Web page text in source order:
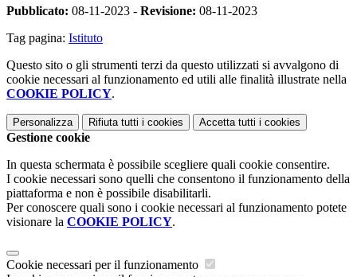
Pubblicato: 08-11-2023 - Revisione: 08-11-2023
Tag pagina: Istituto
Questo sito o gli strumenti terzi da questo utilizzati si avvalgono di
cookie necessari al funzionamento ed utili alle finalità illustrate nella
COOKIE POLICY.
Personalizza Rifiuta tutti i cookies Accetta tutti i cookies
Gestione cookie
In questa schermata è possibile scegliere quali cookie consentire.
I cookie necessari sono quelli che consentono il funzionamento della
piattaforma e non è possibile disabilitarli.
Per conoscere quali sono i cookie necessari al funzionamento potete
visionare la COOKIE POLICY.
Cookie necessari per il funzionamento